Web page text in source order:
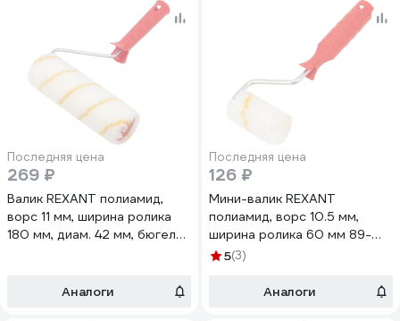
Последняя цена
269 ₽
Валик REXANT полиамид,
ворс 11 мм, ширина ролика
180 мм, диам. 42 мм, бюгель
Аналоги
Последняя цена
126 ₽
Мини-валик REXANT
полиамид, ворс 10.5 мм,
ширина ролика 60 мм 89-
0054
5(3)
Аналоги